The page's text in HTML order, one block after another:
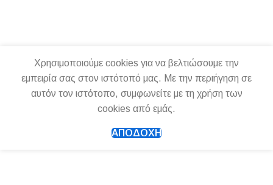
Χρησιμοποιούμε cookies για να βελτιώσουμε την
εμπειρία σας στον ιστότοπό μας. Με την περιήγηση σε
αυτόν τον ιστότοπο, συμφωνείτε με τη χρήση των
cookies από εμάς.
ΑΠΟΔΟΧΉ